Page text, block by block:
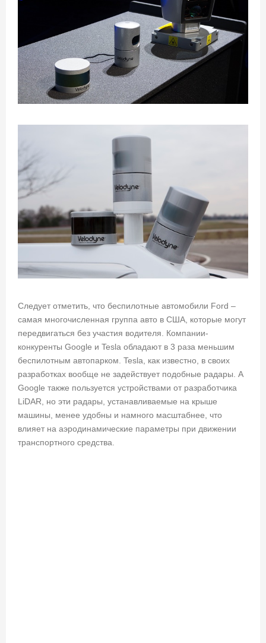
Следует отметить, что беспилотные автомобили Ford –
самая многочисленная группа авто в США, которые могут
передвигаться без участия водителя. Компании-
конкуренты Google и Tesla обладают в 3 раза меньшим
беспилотным автопарком. Tesla, как известно, в своих
разработках вообще не задействует подобные радары. А
Google также пользуется устройствами от разработчика
LiDAR, но эти радары, устанавливаемые на крыше
машины, менее удобны и намного масштабнее, что
влияет на аэродинамические параметры при движении
транспортного средства.